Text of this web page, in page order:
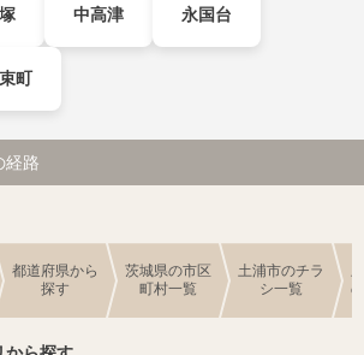
中高津 永国台
町
経路
都道府県から
探す
茨城県の市区
町村一覧
土浦市のチラ
シ一覧